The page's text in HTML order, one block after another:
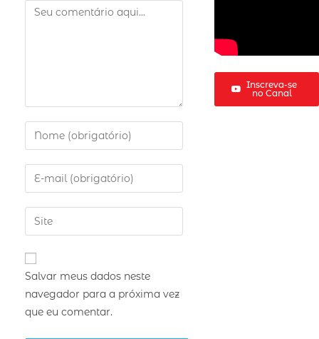
Salvar meus dados neste
navegador para a próxima vez
que eu comentar.
Inscreva-se
no Canal